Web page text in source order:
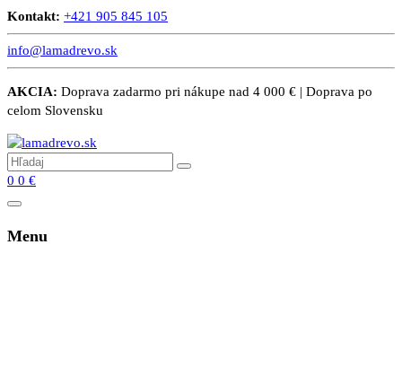
Kontakt: +421 905 845 105
info@lamadrevo.sk
AKCIA: Doprava zadarmo pri nákupe nad 4 000 € | Doprava po
celom Slovensku
0 0 €
Menu